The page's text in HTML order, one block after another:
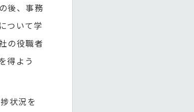
後、事務
ついて学
の役職者
得よう
状況を